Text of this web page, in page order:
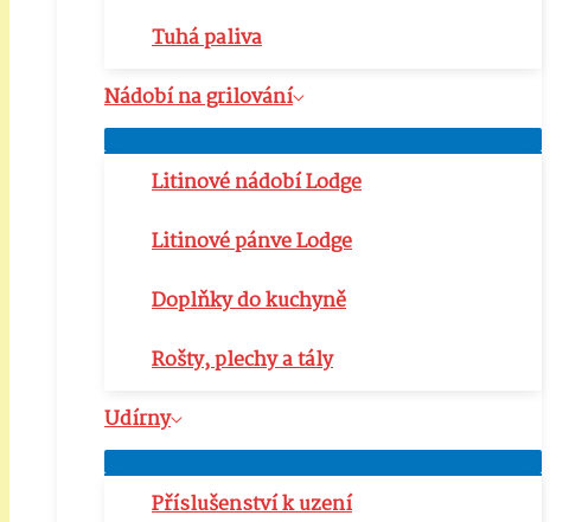
Tuhá paliva
Nádobí na grilování
Přepínač
menu
Litinové nádobí Lodge
Litinové pánve Lodge
Doplňky do kuchyně
Rošty, plechy a tály
Udírny
Přepínač
menu
Příslušenství k uzení